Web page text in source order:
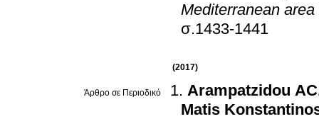
Mediterranean area
σ.1433-1441
(2017)
Άρθρο σε Περιοδικό
Arampatzidou
Matis